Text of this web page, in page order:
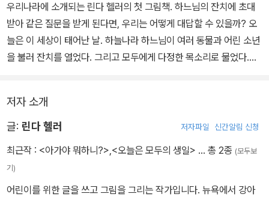
우리나라에 소개되는 린다 헬러의 첫 그림책. 하느님의 잔치에 초대
받아 같은 질문을 받게 된다면, 우리는 어떻게 대답할 수 있을까? 오
늘은 이 세상이 태어난 날. 하늘나라 하느님이 여러 동물과 어린 소년
을 불러 잔치를 열었다. 그리고 모두에게 다정한 목소리로 물었다.
저자 소개
글: 린다 헬러 저자파일 신간알림 신청
최근작 : <아가야 뭐하니?>,<오늘은 모두의 생일> … 총 2종 (모두보
기)
어린이를 위한 글을 쓰고 그림을 그리는 작가입니다. 뉴욕에서 강아